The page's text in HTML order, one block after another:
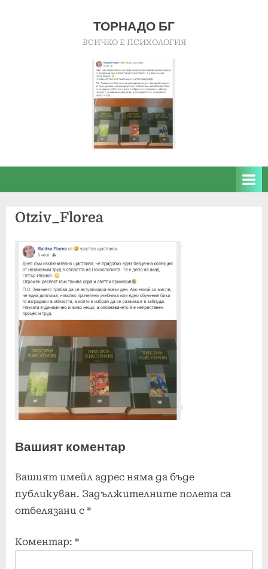
ТОРНАДО БГ
ВСИЧКО Е ПСИХОЛОГИЯ
Otziv_Florea
Вашият коментар
Вашият имейл адрес няма да бъде
публикуван. Задължителните полета са
отбелязани с *
Коментар: *